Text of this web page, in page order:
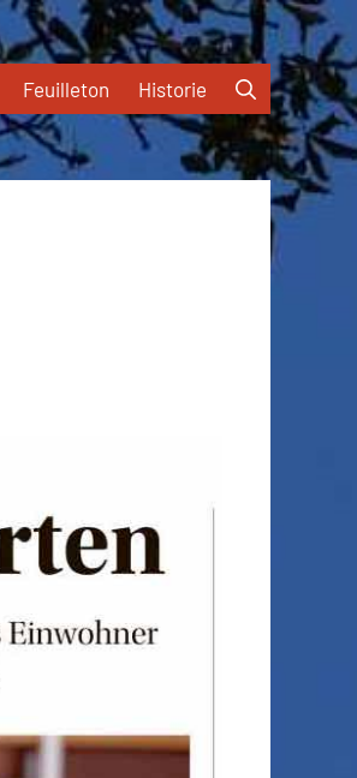
Feuilleton Historie